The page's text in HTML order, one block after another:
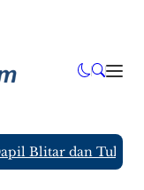
Blitar dan